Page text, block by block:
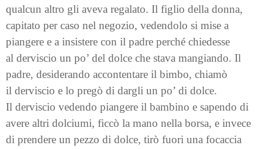
qualcun altro gli aveva regalato. Il figlio della donna,
capitato per caso nel negozio, vedendolo si mise a
piangere e a insistere con il padre perché chiedesse
al derviscio un po’ del dolce che stava mangiando. Il
padre, desiderando accontentare il bimbo, chiamò
il derviscio e lo pregò di dargli un po’ di dolce.
Il derviscio vedendo piangere il bambino e sapendo di
avere altri dolciu­mi, ficcò la mano nella borsa, e invece
di prendere un pezzo di dolce, tirò fuori una focaccia